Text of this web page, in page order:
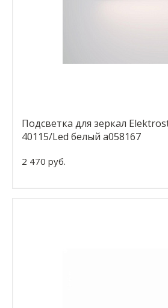
Подсветка для зеркал
40115/Led белый a058167
2 470 руб.